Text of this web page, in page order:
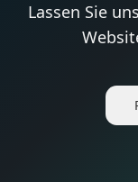
Lassen Sie